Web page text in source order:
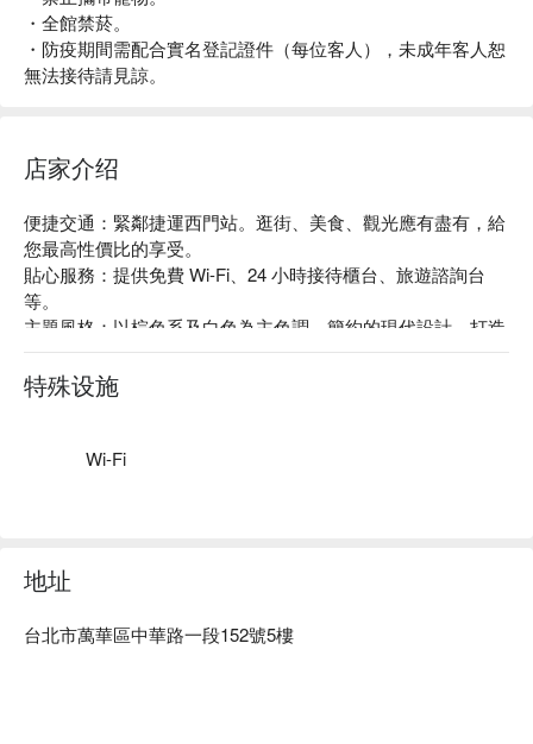
・全館禁菸。
・防疫期間需配合實名登記證件（每位客人），未成年客人恕
無法接待請見諒。
店家介绍
便捷交通：緊鄰捷運西門站。逛街、美食、觀光應有盡有，給
您最高性價比的享受。
貼心服務：提供免費 Wi-Fi、24 小時接待櫃台、旅遊諮詢台
等。
主題風格：以棕色系及白色為主色調，簡約的現代設計，打造
出溫馨舒適的休憩空間。
特殊设施
Wi-Fi
地址
台北市萬華區中華路一段152號5樓